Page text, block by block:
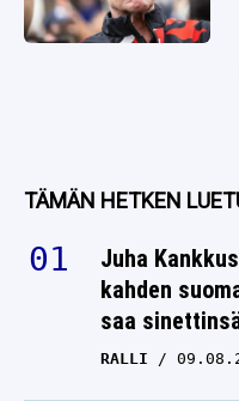
TÄMÄN HETKEN
Juha
kahden
saa
RALLI